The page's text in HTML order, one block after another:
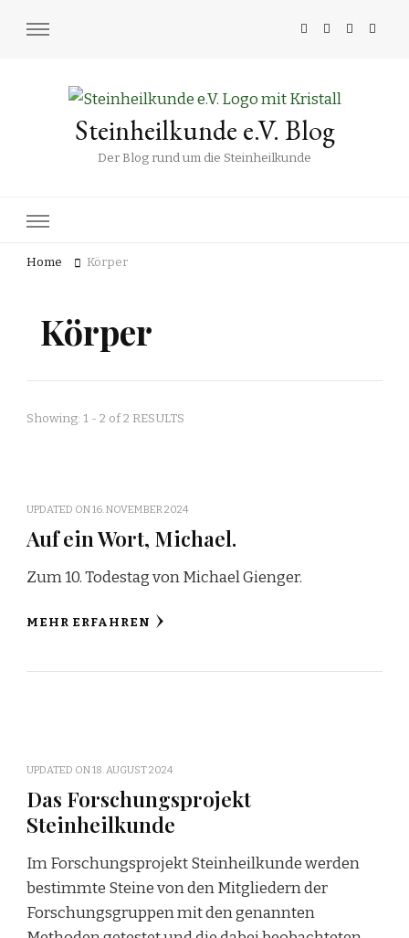
Steinheilkunde e.V. Blog
Der Blog rund um die Steinheilkunde
Home Körper
Körper
Showing: 1 - 2 of 2 RESULTS
UPDATED ON16. NOVEMBER 2024
Auf ein Wort, Michael.
Zum 10. Todestag von Michael Gienger.
MEHR ERFAHREN
UPDATED ON18. AUGUST 2024
Das Forschungsprojekt
Steinheilkunde
Im Forschungsprojekt Steinheilkunde werden
bestimmte Steine von den Mitgliedern der
Forschungsgruppen mit den genannten